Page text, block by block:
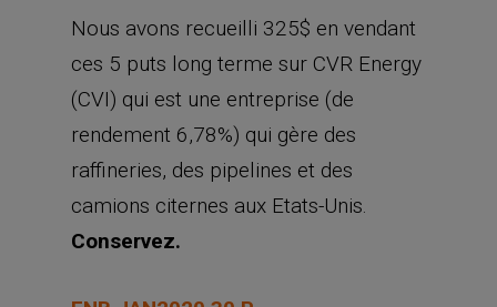
Nous avons recueilli 325$ en vendant
ces 5 puts long terme sur CVR Energy
(CVI) qui est une entreprise (de
rendement 6,78%) qui gère des
raffineries, des pipelines et des
camions citernes aux Etats-Unis.
Conservez.